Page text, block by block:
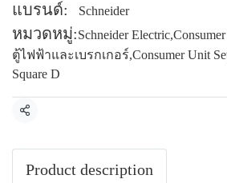
แบรนด์:
Schneider
หมวดหมู่:Schneider Electric,
ตู้ไฟฟ้าและเบรกเกอร์,Consumer Unit
Square D
แชร์
Product description